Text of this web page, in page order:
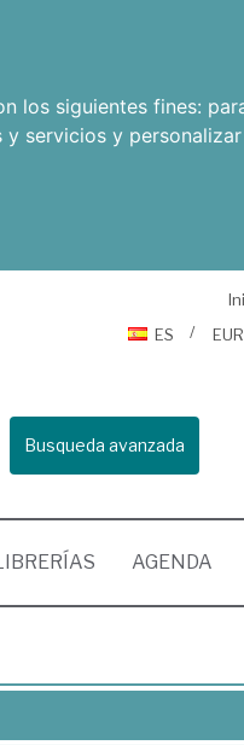
los siguientes fines:
servicios y
ES
EUR
Busqueda avanzada
AGENDA